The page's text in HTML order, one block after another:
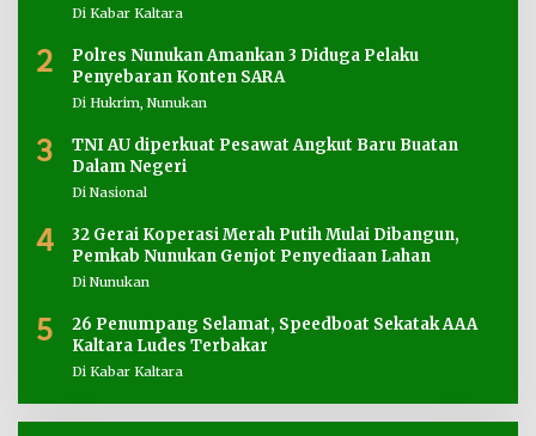
Di Kabar Kaltara
2
Polres Nunukan Amankan 3 Diduga Pelaku
Penyebaran Konten SARA
Di Hukrim, Nunukan
3
TNI AU diperkuat Pesawat Angkut Baru Buatan
Dalam Negeri
Di Nasional
4
32 Gerai Koperasi Merah Putih Mulai Dibangun,
Pemkab Nunukan Genjot Penyediaan Lahan
Di Nunukan
5
26 Penumpang Selamat, Speedboat Sekatak AAA
Kaltara Ludes Terbakar
Di Kabar Kaltara